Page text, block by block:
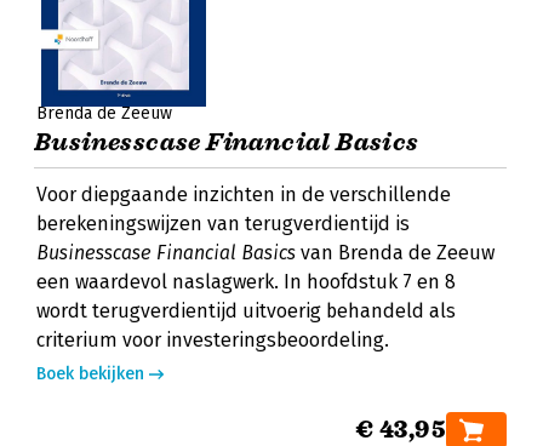
Brenda de Zeeuw
Businesscase Financial Basics
Voor diepgaande inzichten in de verschillende
berekeningswijzen van terugverdientijd is
Businesscase Financial Basics van Brenda de Zeeuw
een waardevol naslagwerk. In hoofdstuk 7 en 8
wordt terugverdientijd uitvoerig behandeld als
criterium voor investeringsbeoordeling.
Boek bekijken
€ 43,95